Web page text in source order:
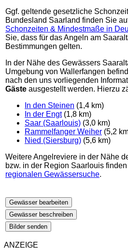
Ggf. geltende gesetzliche
Bundesland Saarland finden Sie
Schonzeiten & Mindestmaße in
Sie, dass für das Angeln am
Bestimmungen gelten.
In der Nähe des Gewässers
Umgebung von Wallerfangen
nach den uns vorliegenden
Gäste ausgestellt werden. Hierzu
In den Steinen (1,4 km)
In der Engt(1,8 km)
Saar (Saarlouis) (3,0 km)
Rammelfanger Weiher (5,2
Nied (Siersburg) (5,6 km)
Weitere Angelreviere in der Nähe
bzw. in der Region Saarlouis
regionalen Gewässersuche.
Gewässer bearbeiten
Gewässer beschreiben
Bilder senden
ANZEIGE